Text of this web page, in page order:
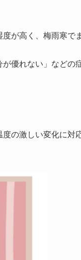
が高く、梅雨寒で
優れない」などの
の激しい変化に対